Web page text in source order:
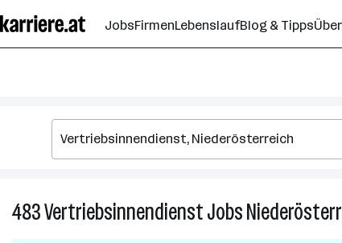
Seiteninhalt
springen
JobsFirmenLebenslaufBlog & Tipps
483VertriebsinnendienstJobs